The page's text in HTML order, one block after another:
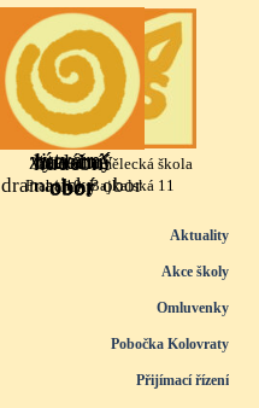
Přejít na obsah
výtvarný
taneční
literárně
hudební
Základní umělecká škola
Praha 10, Bajkalská 11
obor
obor
dramatický obor
obor
Přeskočit menu
Aktuality
Akce školy
Omluvenky
Pobočka Kolovraty
Přijímací řízení